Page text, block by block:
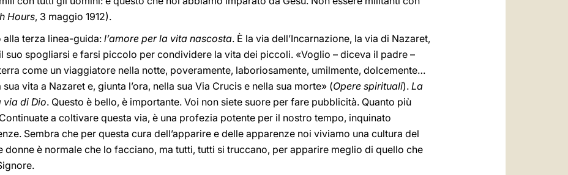
Hours, 3 maggio 1912).
terza linea-guida: l’amore per la vita nascosta. È la via dell’Incarnazione, la via di Nazaret,
suo spogliarsi e farsi piccolo per condividere la vita dei piccoli. «Voglio – diceva il padre –
come un viaggiatore nella notte, poveramente, laboriosamente, umilmente, dolcemente…
vita a Nazaret e, giunta l’ora, nella sua Via Crucis e nella sua morte» (Opere spirituali). La
via di Dio. Questo è bello, è importante. Voi non siete suore per fare pubblicità. Quanto più
a coltivare questa via, è una profezia potente per il nostro tempo, inquinato
Sembra che per questa cura dell’apparire e delle apparenze noi viviamo una cultura del
donne è normale che lo facciano, ma tutti, tutti si truccano, per apparire meglio di quello che